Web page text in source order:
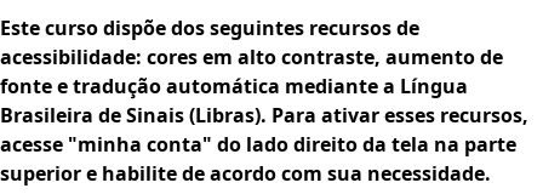
Este curso dispõe dos seguintes recursos de
acessibilidade: cores em alto contraste, aumento de
fonte e tradução automática mediante a Língua
Brasileira de Sinais (Libras). Para ativar esses recursos,
acesse "minha conta" do lado direito da tela na parte
superior e habilite de acordo com sua necessidade.